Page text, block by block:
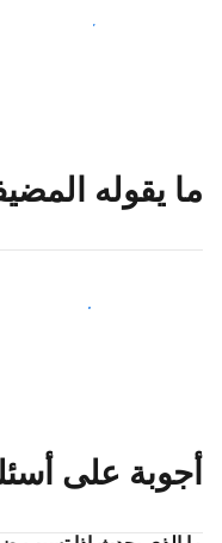
اجذب ضيوف جدد اليوم
ما يقوله
انضم إلى مضيفين آخرين
أجوبة على